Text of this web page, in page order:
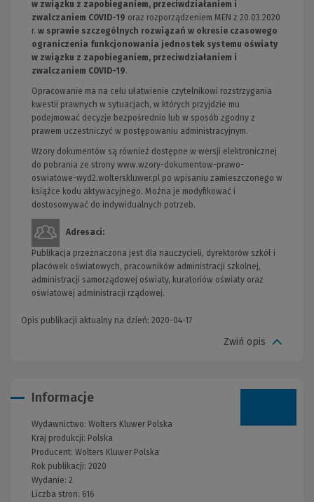
w związku z zapobieganiem, przeciwdziałaniem i
zwalczaniem COVID-19 oraz rozporządzeniem MEN z 20.03.2020
r. w sprawie szczególnych rozwiązań w okresie czasowego
ograniczenia funkcjonowania jednostek systemu oświaty
w związku z zapobieganiem, przeciwdziałaniem i
zwalczaniem COVID-19.
Opracowanie ma na celu ułatwienie czytelnikowi rozstrzygania
kwestii prawnych w sytuacjach, w których przyjdzie mu
podejmować decyzje bezpośrednio lub w sposób zgodny z
prawem uczestniczyć w postępowaniu administracyjnym.
Wzory dokumentów są również dostępne w wersji elektronicznej
do pobrania ze strony www.wzory-dokumentow-prawo-
oswiatowe-wyd2.wolterskluwer.pl po wpisaniu zamieszczonego w
książce kodu aktywacyjnego. Można je modyfikować i
dostosowywać do indywidualnych potrzeb.
Adresaci:
Publikacja przeznaczona jest dla nauczycieli, dyrektorów szkół i
placówek oświatowych, pracowników administracji szkolnej,
administracji samorządowej oświaty, kuratoriów oświaty oraz
oświatowej administracji rządowej.
Opis publikacji aktualny na dzień: 2020-04-17
Zwiń opis
Informacje
Wydawnictwo: Wolters Kluwer Polska
Kraj produkcji: Polska
Producent: Wolters Kluwer Polska
Rok publikacji: 2020
Wydanie: 2
Liczba stron: 616